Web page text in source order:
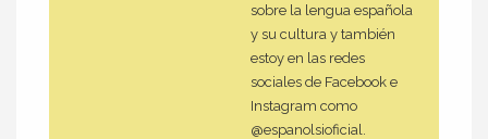
sobre la lengua española
y su cultura y también
estoy en las redes
sociales de Facebook e
Instagram como
@espanolsioficial.